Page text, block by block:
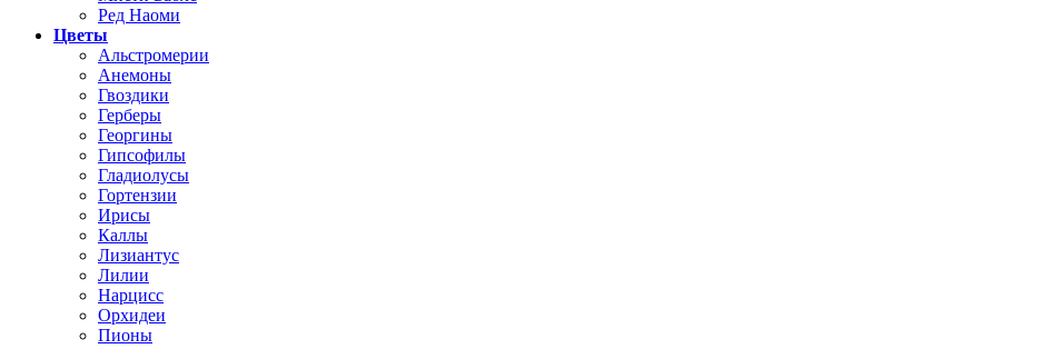
Ред Наоми
Цветы
Альстромерии
Анемоны
Гвоздики
Герберы
Георгины
Гипсофилы
Гладиолусы
Гортензии
Ирисы
Каллы
Лизиантус
Лилии
Нарцисс
Орхидеи
Пионы